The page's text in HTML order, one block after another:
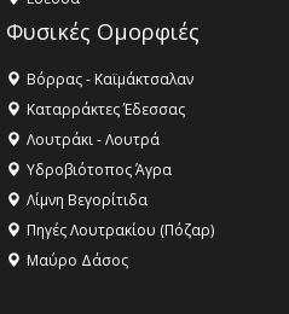
Φυσικές Ομορφιές
Βόρρας - Καϊμάκτσαλαν
Καταρράκτες Έδεσσας
Λουτράκι - Λουτρά
Υδροβιότοπος Άγρα
Λίμνη Βεγορίτιδα
Πηγές Λουτρακίου (Πόζαρ)
Μαύρο Δάσος